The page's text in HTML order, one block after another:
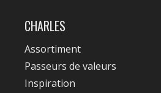
CHARLES
Assortiment
Passeurs de valeurs
Inspiration